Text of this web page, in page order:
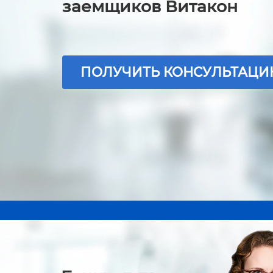
заемщиков Витакон
ПОЛУЧИТЬ